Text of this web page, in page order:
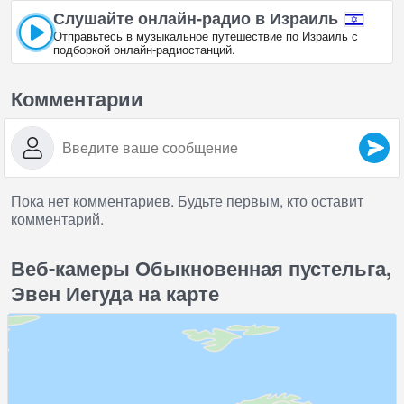
Слушайте онлайн‑радио в Израиль
Отправьтесь в музыкальное путешествие по Израиль с
подборкой онлайн‑радиостанций.
Комментарии
Пока нет комментариев. Будьте первым, кто оставит
комментарий.
Веб-камеры Обыкновенная пустельга,
Эвен Иегуда на карте